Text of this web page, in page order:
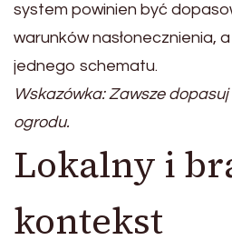
system powinien być
warunków nasłonecznienia,
jednego schematu.
Wskazówka: Zawsze
ogrodu.
Lokalny i
kontekst